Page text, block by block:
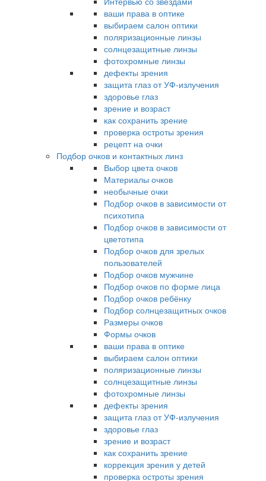
ваши права в оптике
выбираем салон оптики
поляризационные линзы
солнцезащитные линзы
фотохромные линзы
дефекты зрения
защита глаз от УФ-излучения
здоровье глаз
зрение и возраст
как сохранить зрение
проверка остроты зрения
рецепт на очки
Подбор очков и контактных линз
Выбор цвета очков
Материалы очков
необычные очки
Подбор очков в зависимости от
психотипа
Подбор очков в зависимости от
цветотипа
Подбор очков для зрелых
пользователей
Подбор очков мужчине
Подбор очков по форме лица
Подбор очков ребёнку
Подбор солнцезащитных очков
Размеры очков
Формы очков
ваши права в оптике
выбираем салон оптики
поляризационные линзы
солнцезащитные линзы
фотохромные линзы
дефекты зрения
защита глаз от УФ-излучения
здоровье глаз
зрение и возраст
как сохранить зрение
коррекция зрения у детей
проверка остроты зрения